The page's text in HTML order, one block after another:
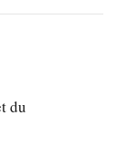
du